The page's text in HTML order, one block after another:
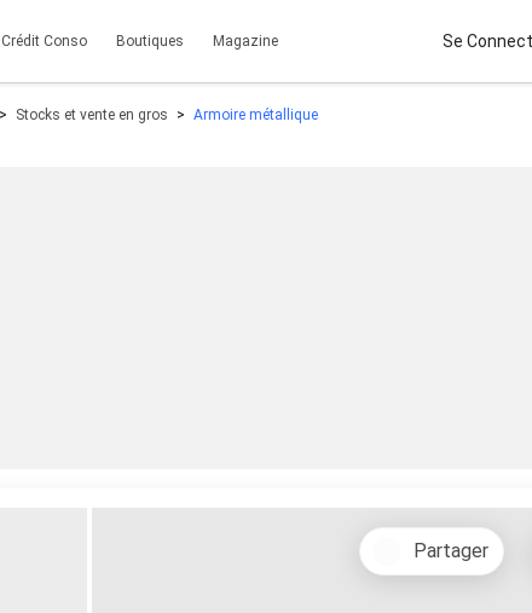
Crédit Conso Boutiques Magazine Se
Stocks et vente en gros Armoire métallique
Partager